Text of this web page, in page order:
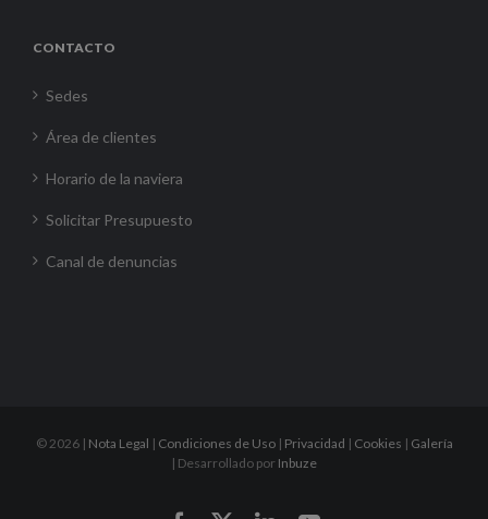
CONTACTO
Sedes
Área de clientes
Horario de la naviera
Solicitar Presupuesto
Canal de denuncias
© 2026 | Nota Legal | Condiciones de Uso| Privacidad | Cookies | Galería
| Desarrollado por Inbuze